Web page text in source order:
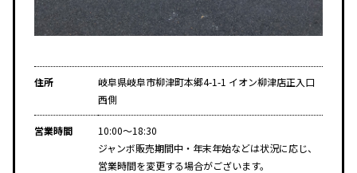
住所
岐阜県岐阜市柳津町本郷4-1-1 イオン柳津店正入口
西側
営業時間
10:00～18:30
ジャンボ販売期間中・年末年始などは状況に応じ、
営業時間を変更する場合がございます。